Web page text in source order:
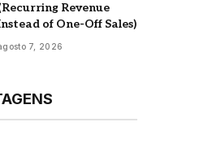
Revenue
of One-Off Sales)
7, 2026